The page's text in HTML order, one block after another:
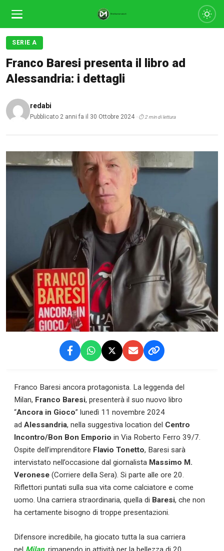
SERIE A
Franco Baresi presenta il libro ad
Alessandria: i dettagli
redabi
Pubblicato 2 anni fa il 30 Ottobre 2024 · ⏱ 2 min di lettura
Franco Baresi ancora protagonista. La leggenda del
Milan, Franco Baresi, presenterà il suo nuovo libro
“Ancora in Gioco” lunedì 11 novembre 2024
ad Alessandria, nella suggestiva location del Centro
Incontro/Bon Bon Emporio in Via Roberto Ferro 39/7.
Ospite dell’imprenditore Flavio Tonetto, Baresi sarà
intervistato nell’occasione dal giornalista Massimo M.
Veronese (Corriere della Sera). Si parte alle ore 20.
Riflettori puntati sulla sua vita come calciatore e come
uomo. Una carriera straordinaria, quella di Baresi, che non
ha certamente bisogno di troppe presentazioni.
Difensore incredibile, ha giocato tutta la sua carriera